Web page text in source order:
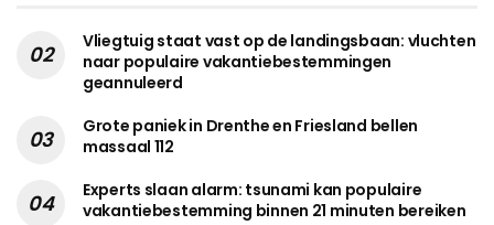
Vliegtuig staat vast op de landingsbaan: vluchten
naar populaire vakantiebestemmingen
geannuleerd
Grote paniek in Drenthe en Friesland bellen
massaal 112
Experts slaan alarm: tsunami kan populaire
vakantiebestemming binnen 21 minuten bereiken